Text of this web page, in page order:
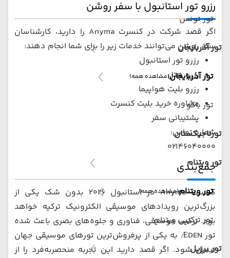
تور تونس
تور آذربایجان
تور آذربایجان(مشاهده همه)
تور باکو
تورتاجیکستان
تور ویتنام
تور ویتنام(مشاهده همه)
تور ترکیبی ویتنام
تور برزیل
رزرو تور استانبول با سفر روشن
اگر قصد شرکت در کنسرت Anyma را دارید، کارشناسان
سفر روشن می‌توانند خدمات زیر را برای شما انجام دهند:
رزرو تور استانبول
رزرو هتل
رزرو بلیت هواپیما
مشاوره خرید بلیت کنسرت
پشتیبانی سفر
شماره تماس:
02146040000
جمع‌بندی
کنسرت Anyma در استانبول 2026 بدون شک یکی از
بزرگ‌ترین رویدادهای موسیقی الکترونیک ترکیه خواهد
بود. ترکیب موسیقی، فناوری و جلوه‌های بصری باعث شده
تور ÆDEN به یکی از پرفروش‌ترین تورهای موسیقی جهان
تبدیل شود. اگر قصد دارید این تجربه منحصربه‌فرد را از